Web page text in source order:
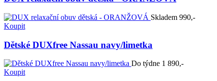
Skladem 990,-
Koupit
Dětské DUXfree Nassau navy/limetka
Do týdne 1 890,-
Koupit